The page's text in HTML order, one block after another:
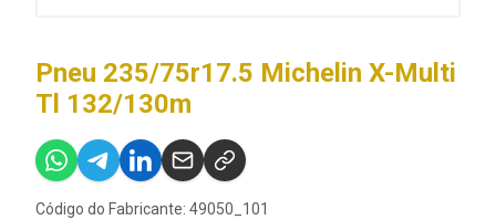
Pneu 235/75r17.5 Michelin X-Multi
Tl 132/130m
Código do Fabricante: 49050_101